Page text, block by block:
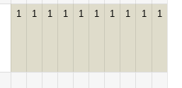
1 1 1 1 1 1 1 1 1 1